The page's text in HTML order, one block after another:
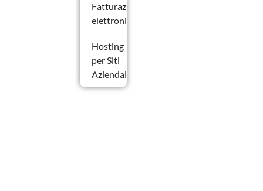
Fatturazione
elettronica
Hosting
per Siti
Aziendali